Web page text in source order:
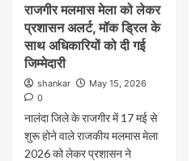
राजगीर मलमास मेला को लेकर
प्रशासन अलर्ट, मॉक ड्रिल के
साथ अधिकारियों को दी गई
जिम्मेदारी
shankar
May 15, 2026
0
नालंदा जिले के राजगीर में 17 मई से
शुरू होने वाले राजकीय मलमास मेला
2026 को लेकर प्रशासन ने